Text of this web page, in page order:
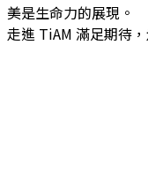
美是生命力的展現。
走進 TiAM 滿足期待